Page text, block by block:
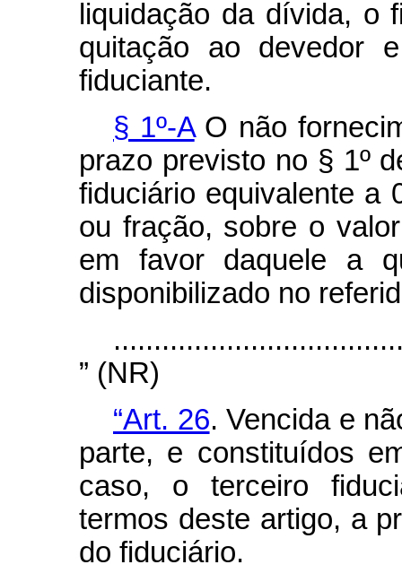
liquidação da dívida, o
quitação ao devedor
fiduciante.
§ 1º-AO não
prazo previsto no § 1º
fiduciário equivalente a
ou fração, sobre o
em favor daquele a
disponibilizado no
” (NR)
“Art. 26. Vencida e
parte, e constituídos
caso, o terceiro
termos deste artigo, a
do fiduciário.